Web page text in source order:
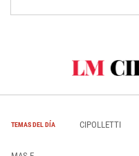
TEMAS DEL DÍA CIPOLLETTI